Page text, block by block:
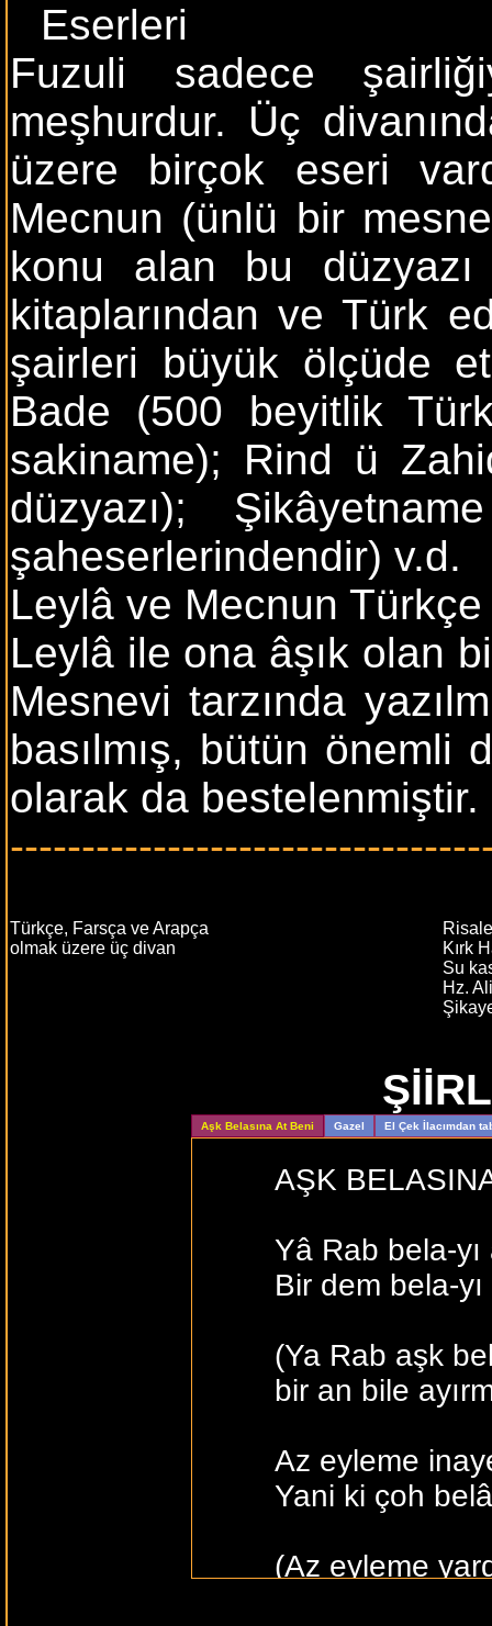
Eserleri
Fuzuli sadece
meşhurdur. Üç
üzere birçok eseri
Mecnun (ünlü bir
konu alan bu
kitaplarından ve Türk
şairleri büyük ölçüde
Bade (500 beyitlik
sakiname); Rind ü
düzyazı);
şaheserlerindendir) v.d.
Leylâ ve Mecnun Türkçe
Leylâ ile ona âşık olan
Mesnevi tarzında
basılmış, bütün önemli
olarak da bestelenmiştir.
Türkçe, Farsça ve Arapça
olmak üzere üç divan
Kırk
Su
Hz.
Aşk Belasına At Beni Gazel El Çek İlacımdan
AŞK
Yâ Rab bela-
Bir dem bela-
(Ya Rab aşk
bir an bile
Az eyleme
Yani ki çoh
(Az eyleme